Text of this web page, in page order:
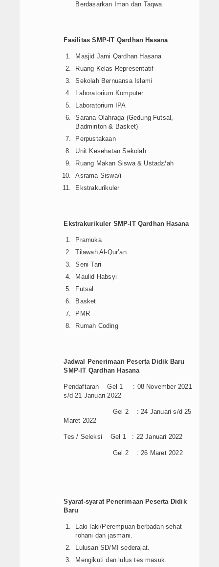
Berdasarkan Iman dan Taqwa
Fasilitas SMP-IT Qardhan Hasana
Masjid Jami Qardhan Hasana
Ruang Kelas Representatif
Sekolah Bernuansa Islami
Laboratorium Komputer
Laboratorium IPA
Sarana Olahraga (Gedung Futsal,
Badminton & Basket)
Perpustakaan
Unit Kesehatan Sekolah
Ruang Makan Siswa & Ustadz/ah
Asrama Siswa/i
Ekstrakurikuler
Ekstrakurikuler SMP-IT Qardhan Hasana
Pramuka
Tilawah Al-Qur’an
Seni Tari
Maulid Habsyi
Futsal
Basket
PMR
Rumah Coding
Jadwal Penerimaan Peserta Didik Baru
SMP-IT Qardhan Hasana
Pendaftaran Gel 1 : 08 November 2021
s/d 21 Januari 2022
Gel 2 : 24 Januari s/d 25
Maret 2022
Tes / Seleksi Gel 1 : 22 Januari 2022
Gel 2 : 26 Maret 2022
Syarat-syarat Penerimaan Peserta Didik
Baru
Laki-laki/Perempuan berbadan sehat
rohani dan jasmani.
Lulusan SD/MI sederajat.
Mengikuti dan lulus tes masuk.